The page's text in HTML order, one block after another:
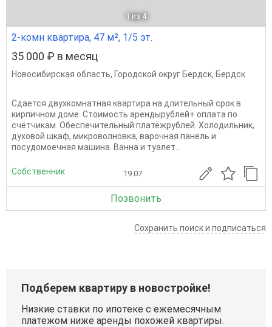
1 из 4
2-комн квартира, 47 м², 1/5 эт.
35 000 ₽ в месяц
Новосибирская область, Городской округ Бердск, Бердск
Сдается двухкомнатная квартира на длительный срок в
кирпичном доме. Стоимость арендырублей+ оплата по
счётчикам. Обеспечительный платёжрублей. Холодильник,
духовой шкаф, микроволновка, варочная панель и
посудомоечная машина. Ванна и туалет...
Собственник 19.07
Позвонить
Сохранить поиск и подписаться
Подберем квартиру в новостройке!
Низкие ставки по ипотеке с ежемесячным
платежом ниже аренды похожей квартиры.